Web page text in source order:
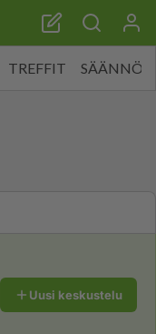
TREFFIT SÄÄNNÖT
Uusi keskustelu